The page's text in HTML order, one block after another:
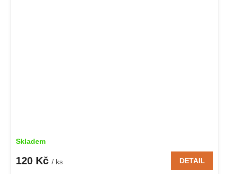
Skladem
120 Kč / ks DETAIL